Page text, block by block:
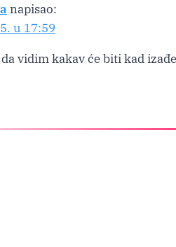
napisao:
u 17:59
vidim kakav će biti kad